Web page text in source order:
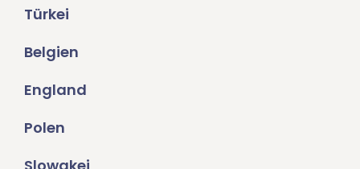
Türkei
Belgien
England
Polen